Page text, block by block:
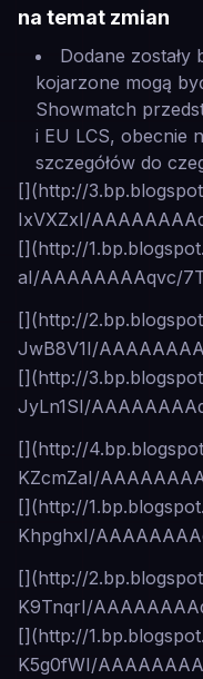
na temat zmian
Dodane
kojarzone mogą
Showmatch
i EU LCS, obecnie
szczegółów do
[](http://
IxVXZxI/
[](http://
aI/AAAAAAAAqvc/
[](http://
JwB8V1I/
[](http://
JyLn1SI/
[](http://
KZcmZaI/
[](http://
KhpghxI/
[](http://
K9TnqrI/
[](http://
K5g0fWI/